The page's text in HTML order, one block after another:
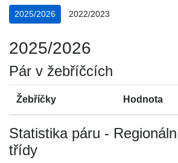
2025/2026 2022/2023
2025/2026
Pár v žebříčcích
Žebříčky Hodnota
Statistika páru -
třídy